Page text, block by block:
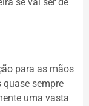
para as mãos
sempre
uma vasta